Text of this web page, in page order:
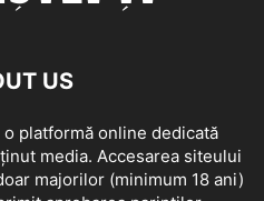
US
platformă online dedicată
media. Accesarea siteului
majorilor (minimum 18 ani)